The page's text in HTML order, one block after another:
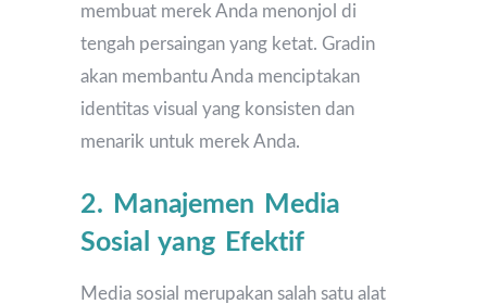
membuat merek Anda menonjol di
tengah persaingan yang ketat. Gradin
akan membantu Anda menciptakan
identitas visual yang konsisten dan
menarik untuk merek Anda.
2. Manajemen Media
Sosial yang Efektif
Media sosial merupakan salah satu alat